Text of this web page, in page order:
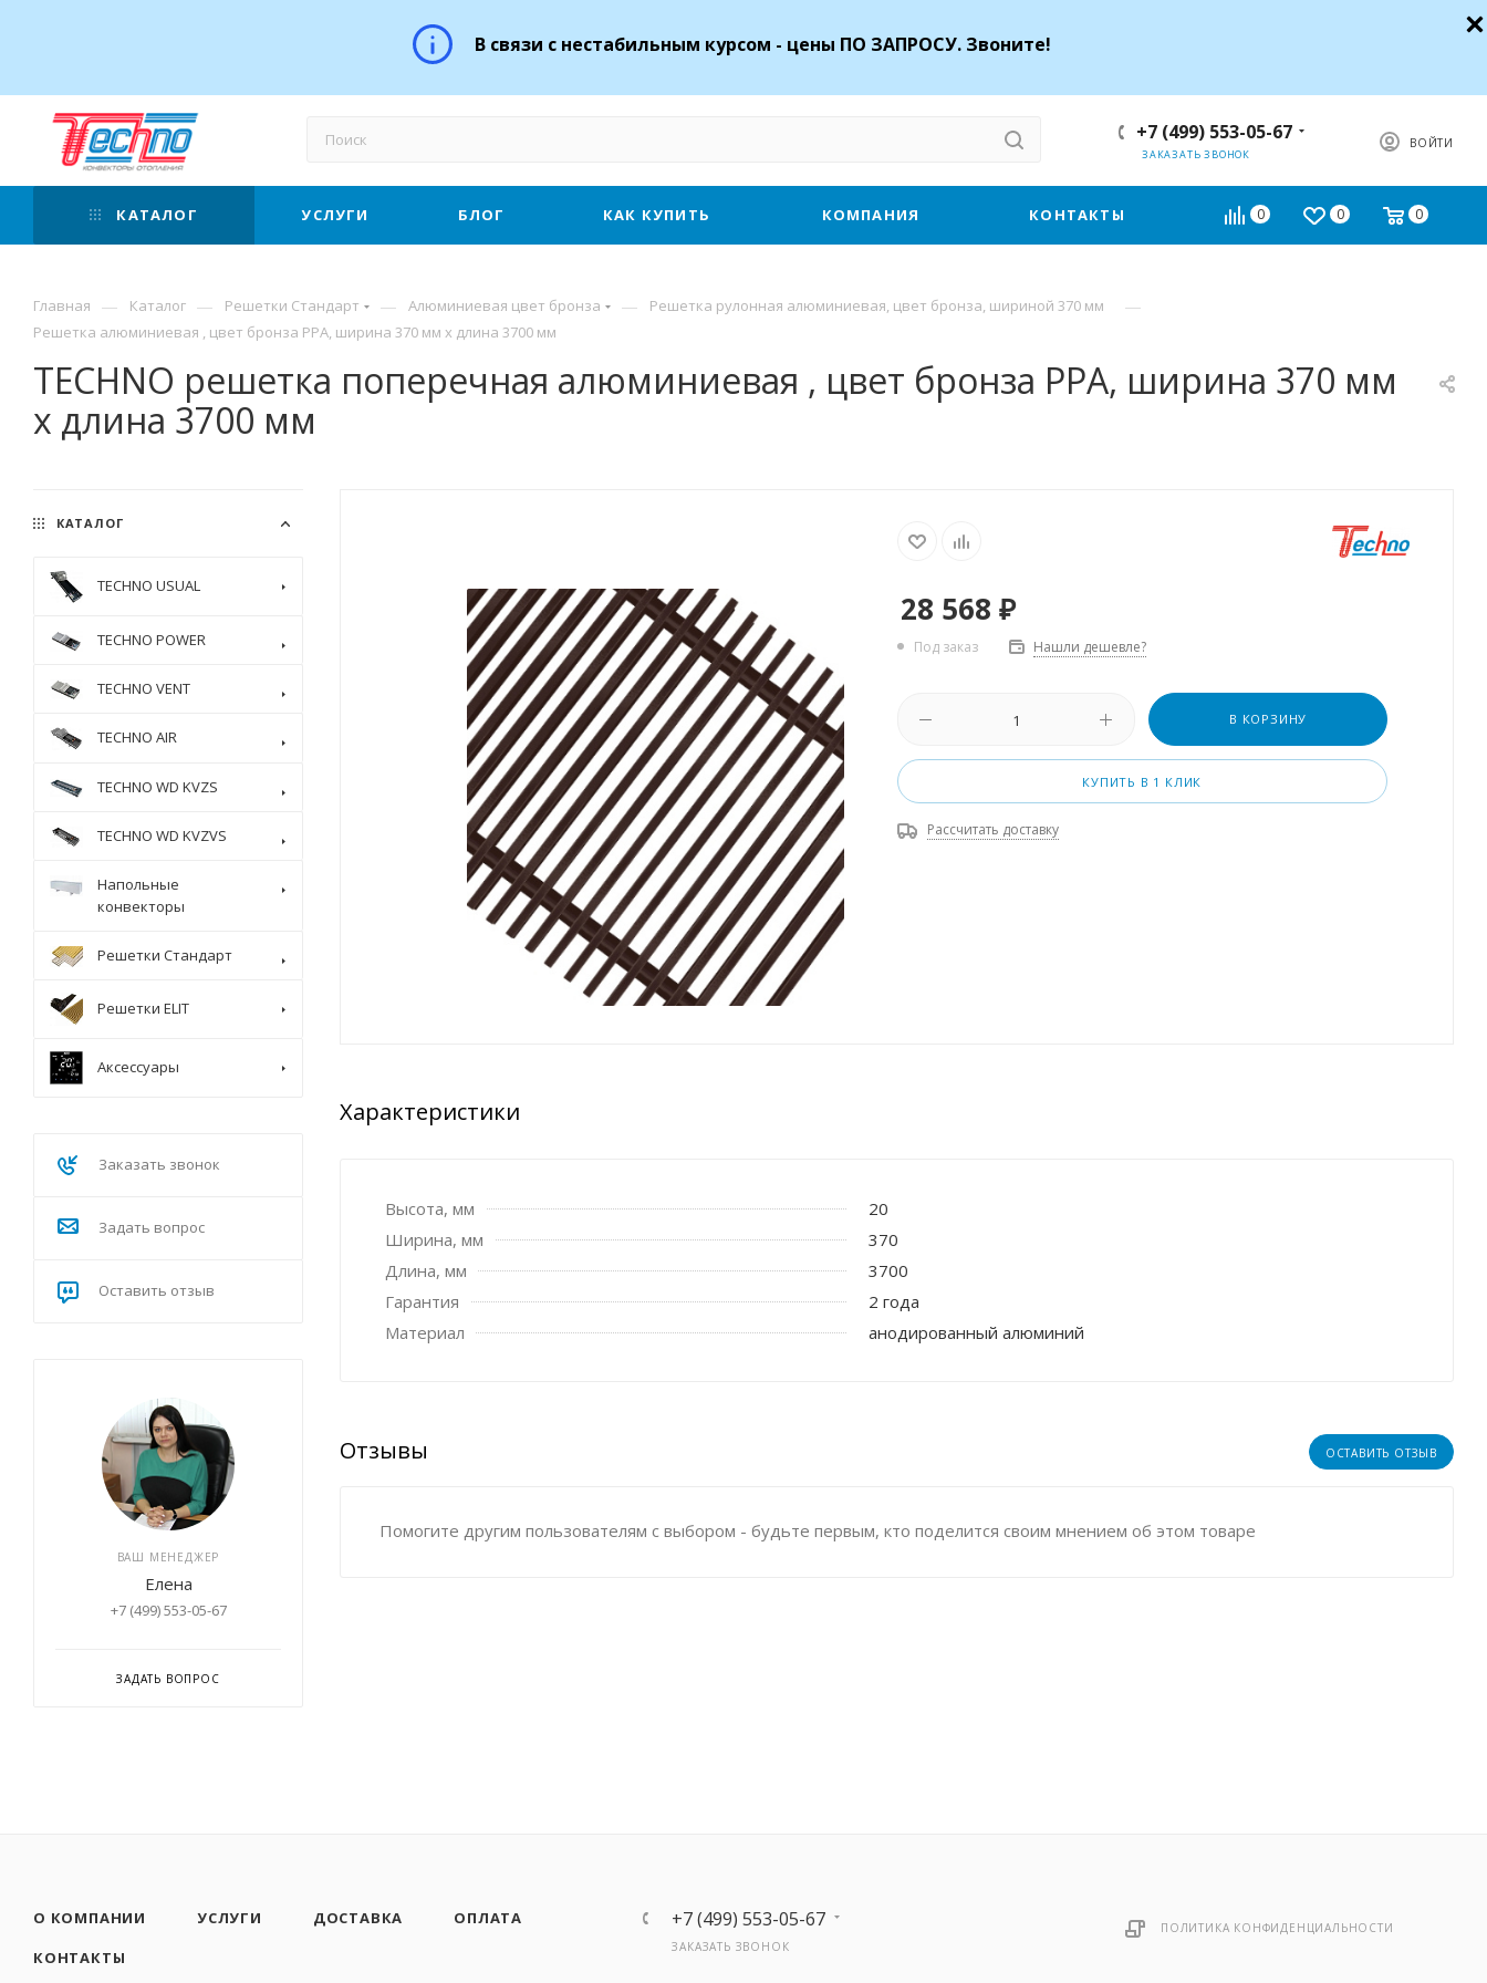
В связи с нестабильным курсом - цены ПО ЗАПРОСУ. Звоните!
ВОЙТИ
+7 (499) 553-05-67
ЗАКАЗАТЬ ЗВОНОК
0 0 0
КАТАЛОГ УСЛУГИ БЛОГ КАК КУПИТЬ КОМПАНИЯ КОНТАКТЫ
Главная — Каталог — Решетки Стандарт — Алюминиевая цвет бронза — Решетка рулонная алюминиевая, цвет бронза, шириной 370 мм —
Решетка алюминиевая , цвет бронза РРА, ширина 370 мм х длина 3700 мм
TECHNO решетка поперечная алюминиевая , цвет бронза РРА, ширина 370 мм
х длина 3700 мм
28 568 ₽
Под заказ Нашли дешевле?
В КОРЗИНУ
КУПИТЬ В 1 КЛИК
Рассчитать доставку
Характеристики
Высота, мм
20
Ширина, мм
370
Длина, мм
3700
Гарантия
2 года
Материал
анодированный алюминий
Отзывы ОСТАВИТЬ ОТЗЫВ
Помогите другим пользователям с выбором - будьте первым, кто поделится своим мнением об этом товаре
КАТАЛОГ
TECHNO USUAL
TECHNO POWER
TECHNO VENT
TECHNO AIR
TECHNO WD KVZS
TECHNO WD KVZVS
Напольные
конвекторы
Решетки Стандарт
Решетки ELIT
Аксессуары
Заказать звонок
Задать вопрос
Оставить отзыв
ВАШ МЕНЕДЖЕР
Елена
+7 (499) 553-05-67
ЗАДАТЬ ВОПРОС
О КОМПАНИИ УСЛУГИ ДОСТАВКА
ОПЛАТА
КОНТАКТЫ
+7 (499) 553-05-67
ЗАКАЗАТЬ ЗВОНОК
ПОЛИТИКА КОНФИДЕНЦИАЛЬНОСТИ